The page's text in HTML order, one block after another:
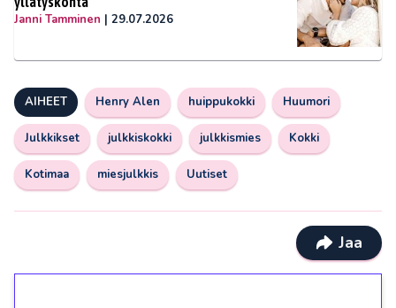
Janni Tamminen | 29.07.2026
AIHEET Henry Alen huippukokki Huumori
Julkkikset julkkiskokki julkkismies Kokki
Kotimaa miesjulkkis Uutiset
Jaa